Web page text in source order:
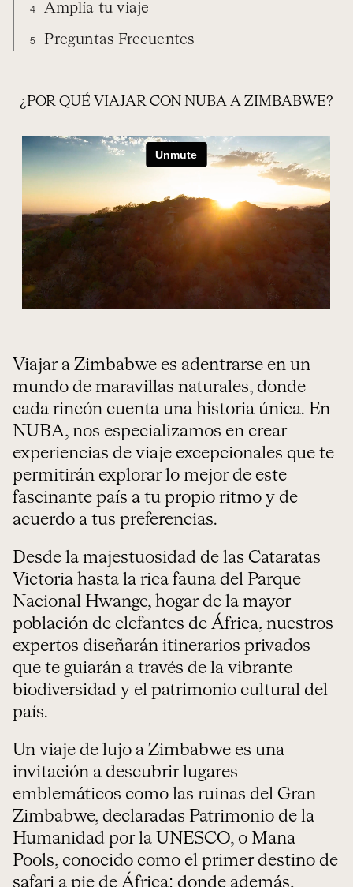
4 Amplía tu viaje
5 Preguntas Frecuentes
PREGUNTAS FRECUENTES
¿POR QUÉ VIAJAR CON NUBA A ZIMBABWE?
Viajar a Zimbabwe es adentrarse en un
mundo de maravillas naturales, donde
cada rincón cuenta una historia única. En
NUBA, nos especializamos en crear
experiencias de viaje excepcionales que te
permitirán explorar lo mejor de este
fascinante país a tu propio ritmo y de
acuerdo a tus preferencias.
Desde la majestuosidad de las Cataratas
Victoria hasta la rica fauna del Parque
Nacional Hwange, hogar de la mayor
población de elefantes de África, nuestros
expertos diseñarán itinerarios privados
que te guiarán a través de la vibrante
biodiversidad y el patrimonio cultural del
país.
Un viaje de lujo a Zimbabwe es una
invitación a descubrir lugares
emblemáticos como las ruinas del Gran
Zimbabwe, declaradas Patrimonio de la
Humanidad por la UNESCO, o Mana
Pools, conocido como el primer destino de
safari a pie de África; donde además,